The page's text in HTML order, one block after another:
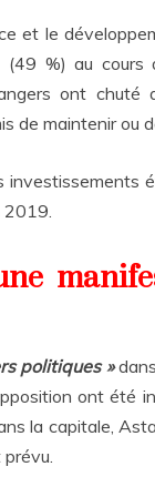
et le
%) au cours
ont
de maintenir ou
2019.
politiques »
ont été
la capitale,